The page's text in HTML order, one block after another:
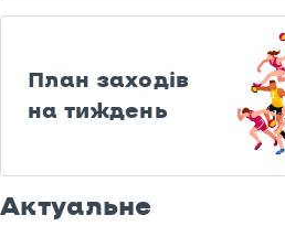
План заходів
на тиждень
Актуальне